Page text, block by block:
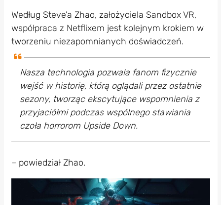
Według Steve’a Zhao, założyciela Sandbox VR,
współpraca z Netflixem jest kolejnym krokiem w
tworzeniu niezapomnianych doświadczeń.
Nasza technologia pozwala fanom fizycznie
wejść w historię, którą oglądali przez ostatnie
sezony, tworząc ekscytujące wspomnienia z
przyjaciółmi podczas wspólnego stawiania
czoła horrorom Upside Down.
– powiedział Zhao.